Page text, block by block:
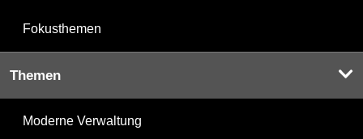
Fokusthemen
Themen
Moderne Verwaltung